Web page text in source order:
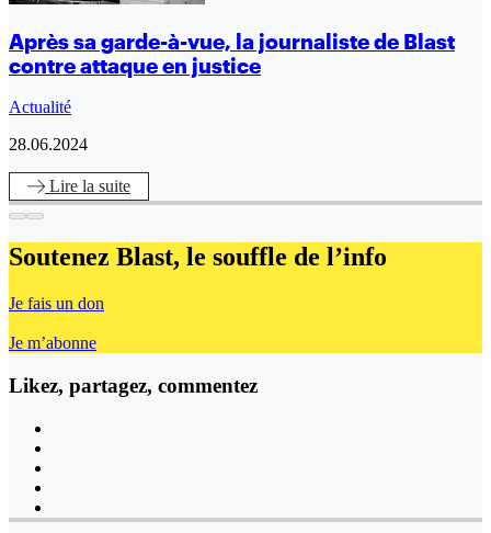
Après sa garde-à-vue, la journaliste de Blast
contre attaque en justice
Actualité
28.06.2024
Lire la suite
Soutenez Blast, le souffle de l’info
Je fais un don
Je m’abonne
Likez, partagez, commentez